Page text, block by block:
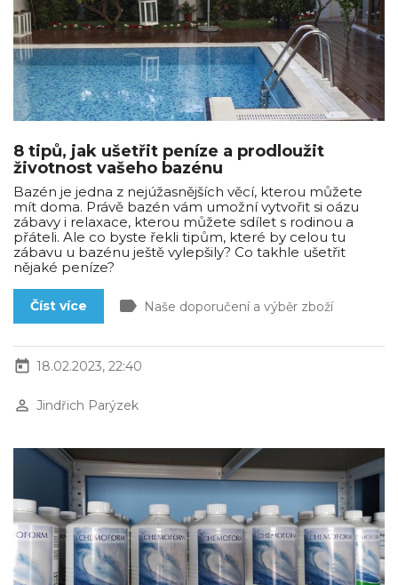
8 tipů, jak ušetřit peníze a prodloužit
životnost vašeho bazénu
Bazén je jedna z nejúžasnějších věcí, kterou můžete
mít doma. Právě bazén vám umožní vytvořit si oázu
zábavy i relaxace, kterou můžete sdílet s rodinou a
přáteli. Ale co byste řekli tipům, které by celou tu
zábavu u bazénu ještě vylepšily? Co takhle ušetřit
nějaké peníze?
Číst více label Naše doporučení a výběr zboží
today 18.02.2023, 22:40
perm_identity Jindřich Parýzek